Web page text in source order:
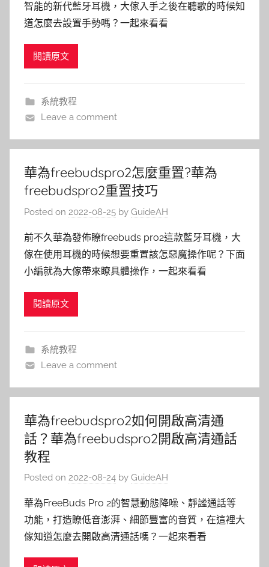
智能的新代藍牙耳機，大傢入手之後在聽歌的時候知
道怎麼去設置手勢嗎？一起來看看
閱讀原文
系統教程
Leave a comment
華為freebudspro2怎麼重置?華為
freebudspro2重置技巧
Posted on 2022-08-25 by GuideAH
前不久華為發佈瞭freebuds pro2這款藍牙耳機，大
傢在使用耳機的時候想要重置該怎惡魔操作呢？下面
小編就為大傢帶來瞭具體操作，一起來看看
閱讀原文
系統教程
Leave a comment
華為freebudspro2如何開啟高清通
話？華為freebudspro2開啟高清通話
教程
Posted on 2022-08-24 by GuideAH
華為FreeBuds Pro 2的智慧動態降噪、靜謐通話等
功能，打造瞭低音澎湃、細節豐富的音質，在這裡大
傢知道怎麼去開啟高清通話嗎？一起來看看